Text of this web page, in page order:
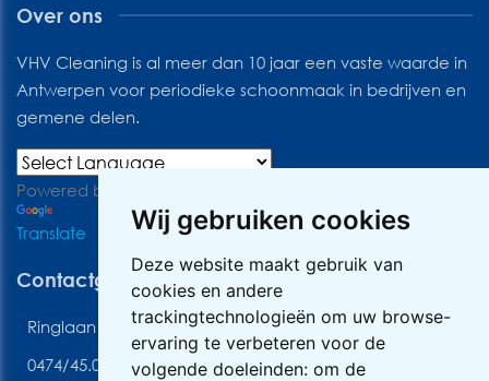
Wij gebruiken cookies
Deze website maakt gebruik van
cookies en andere
trackingtechnologieën om uw browse-
ervaring te verbeteren voor de
volgende doeleinden: om de
Over ons
VHV Cleaning is al meer dan 10 jaar een vaste waarde in
Antwerpen voor periodieke schoonmaak in bedrijven en
gemene delen.
Powered by
Translate
Contactgegevens
Ringlaan 3, 2170 Antwerpen
0474/45.06.89